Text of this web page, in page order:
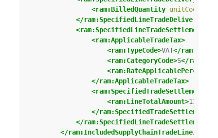
<ram:BilledQuantity unitCode=
</ram:SpecifiedLineTradeDelivery>
<ram:SpecifiedLineTradeSettlement>
<ram:ApplicableTradeTax>
<ram:TypeCode>VAT</
<ram:CategoryCode>S</
<ram:RateApplicablePercent>
</ram:ApplicableTradeTax>
<ram:LineTotalAmount>135.00
</
</ram:SpecifiedLineTradeSettlement>
</ram:IncludedSupplyChainTradeLineItem>